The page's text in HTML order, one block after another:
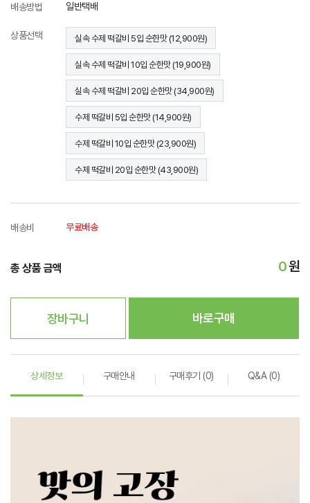
배송방법 일반택배
상품선택 실속 수제 떡갈비 5입 순한맛 (12,900원)
실속 수제 떡갈비 10입 순한맛 (19,900원)
실속 수제 떡갈비 20입 순한맛 (34,900원)
수제 떡갈비 5입 순한맛 (14,900원)
수제 떡갈비 10입 순한맛 (23,900원)
수제 떡갈비 20입 순한맛 (43,900원)
배송비 무료배송
총 상품 금액 0원
장바구니 바로구매
상세정보 구매안내 구매후기 (0) Q&A (0)